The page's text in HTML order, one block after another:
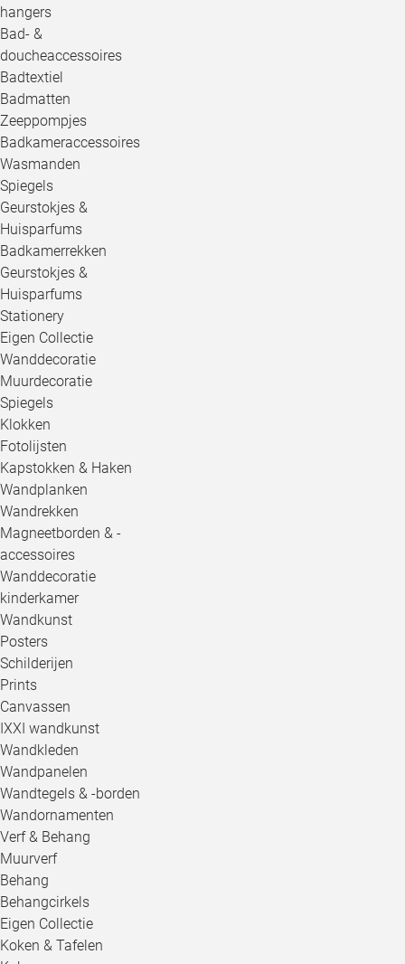
hangers
Bad- &
doucheaccessoires
Badtextiel
Badmatten
Zeeppompjes
Badkameraccessoires
Wasmanden
Spiegels
Geurstokjes &
Huisparfums
Badkamerrekken
Geurstokjes &
Huisparfums
Stationery
Eigen Collectie
Wanddecoratie
Muurdecoratie
Spiegels
Klokken
Fotolijsten
Kapstokken & Haken
Wandplanken
Wandrekken
Magneetborden & -
accessoires
Wanddecoratie
kinderkamer
Wandkunst
Posters
Schilderijen
Prints
Canvassen
IXXI wandkunst
Wandkleden
Wandpanelen
Wandtegels & -borden
Wandornamenten
Verf & Behang
Muurverf
Behang
Behangcirkels
Eigen Collectie
Koken & Tafelen